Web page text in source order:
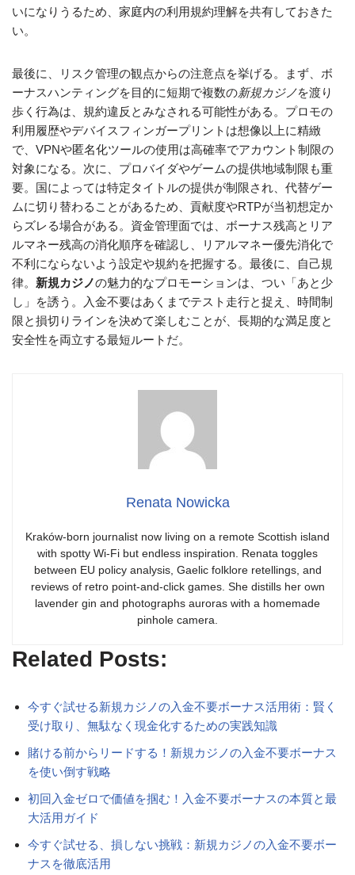
いになりうるため、家庭内の利用規約理解を共有しておきた
い。
最後に、リスク管理の観点からの注意点を挙げる。まず、ボ
ーナスハンティングを目的に短期で複数の新規カジノを渡り
歩く行為は、規約違反とみなされる可能性がある。プロモの
利用履歴やデバイスフィンガープリントは想像以上に精緻
で、VPNや匿名化ツールの使用は高確率でアカウント制限の
対象になる。次に、プロバイダやゲームの提供地域制限も重
要。国によっては特定タイトルの提供が制限され、代替ゲー
ムに切り替わることがあるため、貢献度やRTPが当初想定か
らズレる場合がある。資金管理面では、ボーナス残高とリア
ルマネー残高の消化順序を確認し、リアルマネー優先消化で
不利にならないよう設定や規約を把握する。最後に、自己規
律。 新規カジノの魅力的なプロモーションは、つい「あと少
し」を誘う。入金不要はあくまでテスト走行と捉え、時間制
限と損切りラインを決めて楽しむことが、長期的な満足度と
安全性を両立する最短ルートだ。
Renata Nowicka
Kraków-born journalist now living on a remote Scottish island
with spotty Wi-Fi but endless inspiration. Renata toggles
between EU policy analysis, Gaelic folklore retellings, and
reviews of retro point-and-click games. She distills her own
lavender gin and photographs auroras with a homemade
pinhole camera.
Related Posts:
今すぐ試せる新規カジノの入金不要ボーナス活用術：賢く
受け取り、無駄なく現金化するための実践知識
賭ける前からリードする！新規カジノの入金不要ボーナス
を使い倒す戦略
初回入金ゼロで価値を掴む！入金不要ボーナスの本質と最
大活用ガイド
今すぐ試せる、損しない挑戦：新規カジノの入金不要ボー
ナスを徹底活用